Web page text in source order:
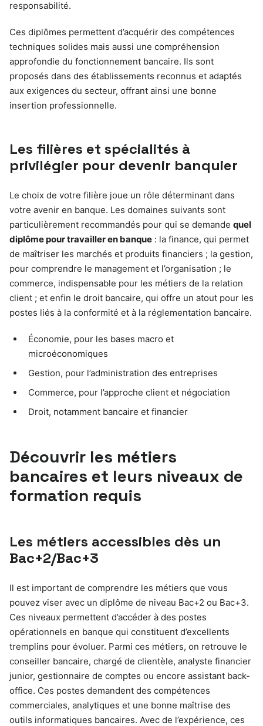
responsabilité.
Ces diplômes permettent d’acquérir des compétences
techniques solides mais aussi une compréhension
approfondie du fonctionnement bancaire. Ils sont
proposés dans des établissements reconnus et adaptés
aux exigences du secteur, offrant ainsi une bonne
insertion professionnelle.
Les filières et spécialités à
privilégier pour devenir banquier
Le choix de votre filière joue un rôle déterminant dans
votre avenir en banque. Les domaines suivants sont
particulièrement recommandés pour qui se demande quel
diplôme pour travailler en banque : la finance, qui permet
de maîtriser les marchés et produits financiers ; la gestion,
pour comprendre le management et l’organisation ; le
commerce, indispensable pour les métiers de la relation
client ; et enfin le droit bancaire, qui offre un atout pour les
postes liés à la conformité et à la réglementation bancaire.
Économie, pour les bases macro et
microéconomiques
Gestion, pour l’administration des entreprises
Commerce, pour l’approche client et négociation
Droit, notamment bancaire et financier
Découvrir les métiers
bancaires et leurs niveaux de
formation requis
Les métiers accessibles dès un
Bac+2/Bac+3
Il est important de comprendre les métiers que vous
pouvez viser avec un diplôme de niveau Bac+2 ou Bac+3.
Ces niveaux permettent d’accéder à des postes
opérationnels en banque qui constituent d’excellents
tremplins pour évoluer. Parmi ces métiers, on retrouve le
conseiller bancaire, chargé de clientèle, analyste financier
junior, gestionnaire de comptes ou encore assistant back-
office. Ces postes demandent des compétences
commerciales, analytiques et une bonne maîtrise des
outils informatiques bancaires. Avec de l’expérience, ces